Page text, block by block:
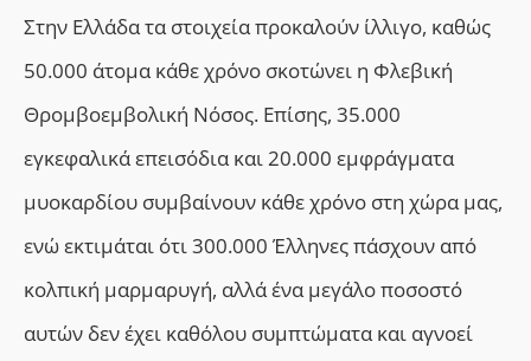
Στην Ελλάδα τα στοιχεία προκαλούν ίλλιγο, καθώς
50.000 άτομα κάθε χρόνο σκοτώνει η Φλεβική
Θρομβοεμβολική Νόσος. Επίσης, 35.000
εγκεφαλικά επεισόδια και 20.000 εμφράγματα
μυοκαρδίου συμβαίνουν κάθε χρόνο στη χώρα μας,
ενώ εκτιμάται ότι 300.000 Έλληνες πάσχουν από
κολπική μαρμαρυγή, αλλά ένα μεγάλο ποσοστό
αυτών δεν έχει καθόλου συμπτώματα και αγνοεί